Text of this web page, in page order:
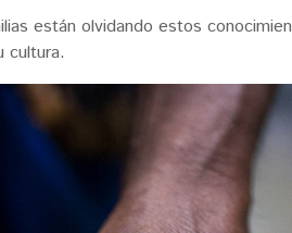
están olvidando estos
cultura.